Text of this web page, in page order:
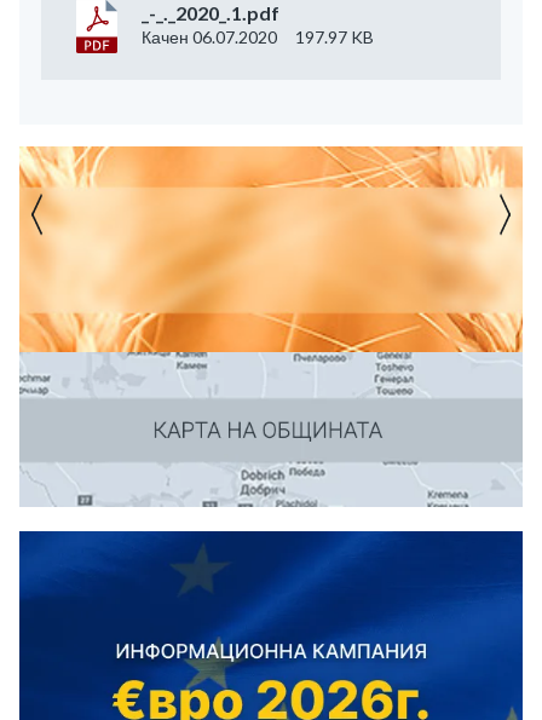
_-_._2020_.1.pdf
Качен 06.07.2020 197.97 KB